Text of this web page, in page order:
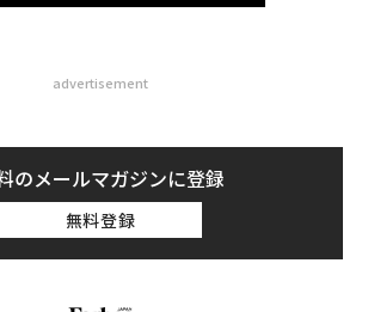
advertisement
のメールマガジンに登録
無料登録